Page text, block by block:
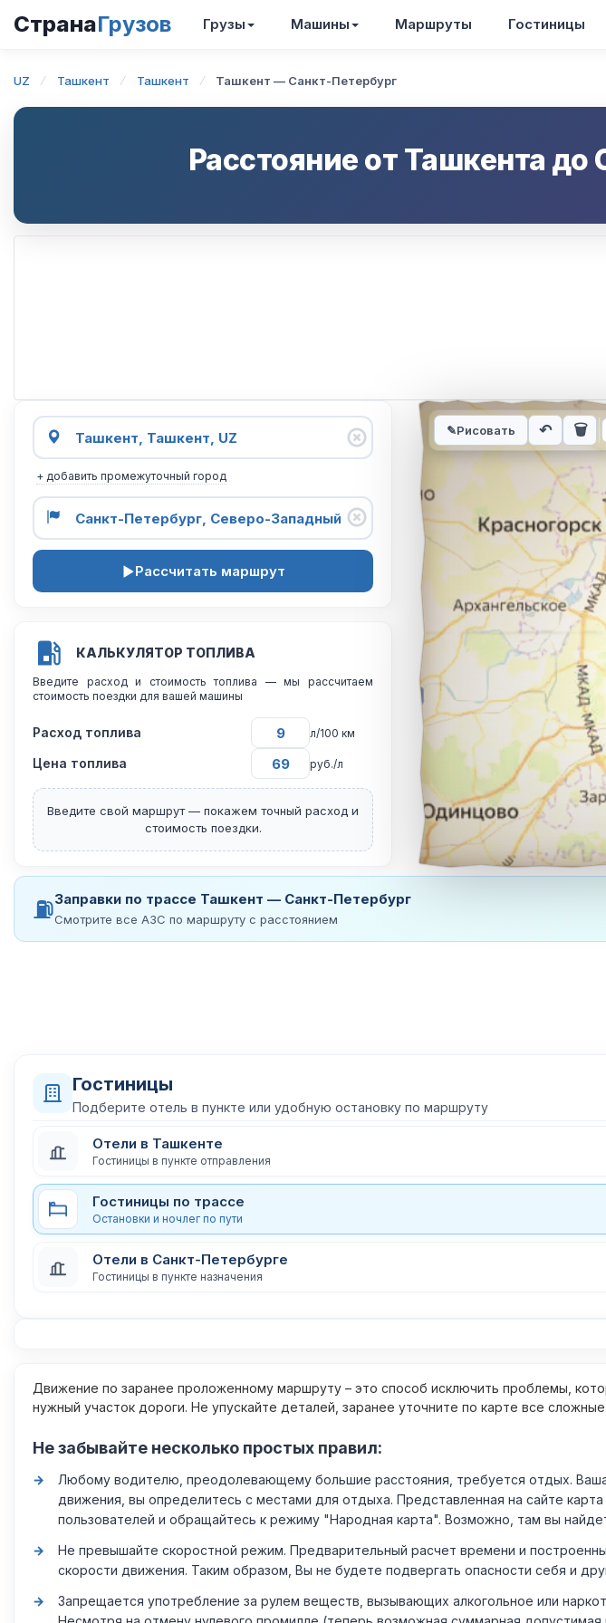
СтранаГрузов Грузы Машины Маршруты Гостиницы
UZ Ташкент Ташкент Ташкент — Санкт-Петербург
Расстояние от Ташкента до
+ добавить промежуточный город
Рассчитать маршрут
КАЛЬКУЛЯТОР ТОПЛИВА
Введите расход и стоимость топлива — мы рассчитаем
стоимость поездки для вашей машины
Расход топлива л/100 км
Цена топлива руб./л
Введите свой маршрут — покажем точный расход и
стоимость поездки.
Интерактивная карта
✎Рисовать ↶ 🗑
⛽Заправки по трассе Ташкент — Санкт-Петербург
Смотрите все АЗС по маршруту с расстоянием
Гостиницы
Подберите отель в пункте или удобную остановку по маршруту
Отели в Ташкенте
Гостиницы в пункте отправления
Гостиницы по трассе
Остановки и ночлег по пути
Отели в Санкт-Петербурге
Гостиницы в пункте назначения
Движение по заранее проложенному маршруту – это способ исключить проблемы,
нужный участок дороги. Не упускайте деталей, заранее уточните по карте все
Не забывайте несколько простых правил:
Любому водителю, преодолевающему большие расстояния, требуется отдых.
движения, вы определитесь с местами для отдыха. Представленная на сайте
пользователей и обращайтесь к режиму "Народная карта". Возможно, там вы
Не превышайте скоростной режим. Предварительный расчет времени и
скорости движения. Таким образом, Вы не будете подвергать опасности себя и
Запрещается употребление за рулем веществ, вызывающих алкогольное или